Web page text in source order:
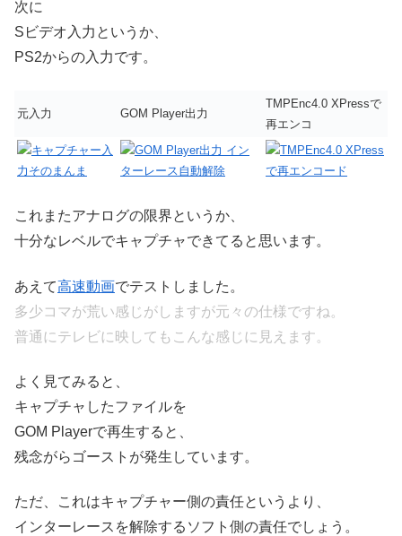
次に
Sビデオ入力というか、
PS2からの入力です。
元入力 GOM Player出力
TMPEnc4.0 XPressで
再エンコ
これまたアナログの限界というか、
十分なレベルでキャプチャできてると思います。
あえて高速動画でテストしました。
多少コマが荒い感じがしますが元々の仕様ですね。
普通にテレビに映してもこんな感じに見えます。
よく見てみると、
キャプチャしたファイルを
GOM Playerで再生すると、
残念がらゴーストが発生しています。
ただ、これはキャプチャー側の責任というより、
インターレースを解除するソフト側の責任でしょう。